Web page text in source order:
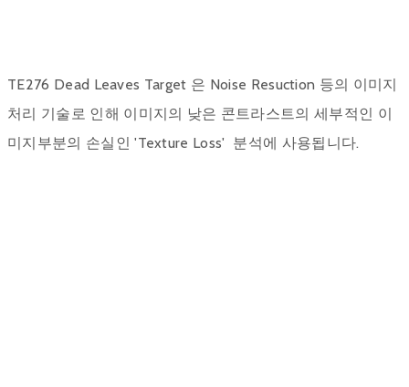
TE276 Dead Leaves Target 은 Noise Resuction 등의 이미지
처리 기술로 인해 이미지의 낮은 콘트라스트의 세부적인 이
미지부분의 손실인 'Texture Loss' 분석에 사용됩니다.